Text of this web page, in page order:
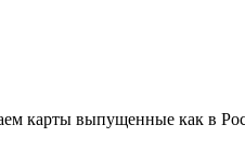
карты выпущенные как в